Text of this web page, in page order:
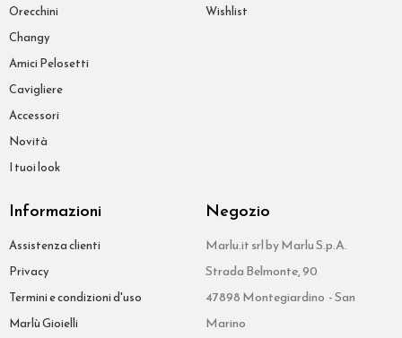
Orecchini
Changy
Amici Pelosetti
Cavigliere
Accessori
Novità
I tuoi look
Wishlist
Informazioni
Assistenza clienti
Privacy
Termini e condizioni d'uso
Marlù Gioielli
Negozio
Marlu.it srl by Marlu S.p.A.
Strada Belmonte, 90
47898 Montegiardino - San
Marino